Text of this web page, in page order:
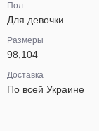
Пол
Для девочки
Размеры
98,104
Доставка
По всей Украине